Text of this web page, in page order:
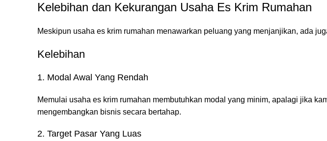
Kelebihan dan Kekurangan Usaha Es Krim Rumahan
Meskipun usaha es krim rumahan menawarkan peluang yang menjanjikan, ada
Kelebihan
1. Modal Awal Yang Rendah
Memulai usaha es krim rumahan membutuhkan modal yang minim, apalagi jika
mengembangkan bisnis secara bertahap.
2. Target Pasar Yang Luas